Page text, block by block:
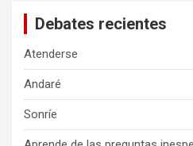
Debates recientes
Atenderse
Andaré
Sonríe